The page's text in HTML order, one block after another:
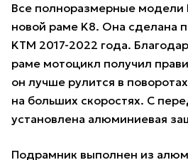
Все полноразмерные модели
новой раме K8. Она сделана
KTM 2017-2022 года.
раме мотоцикл получил
он лучше рулится в
на больших скоростях. С
установлена алюминиевая
Подрамник выполнен из